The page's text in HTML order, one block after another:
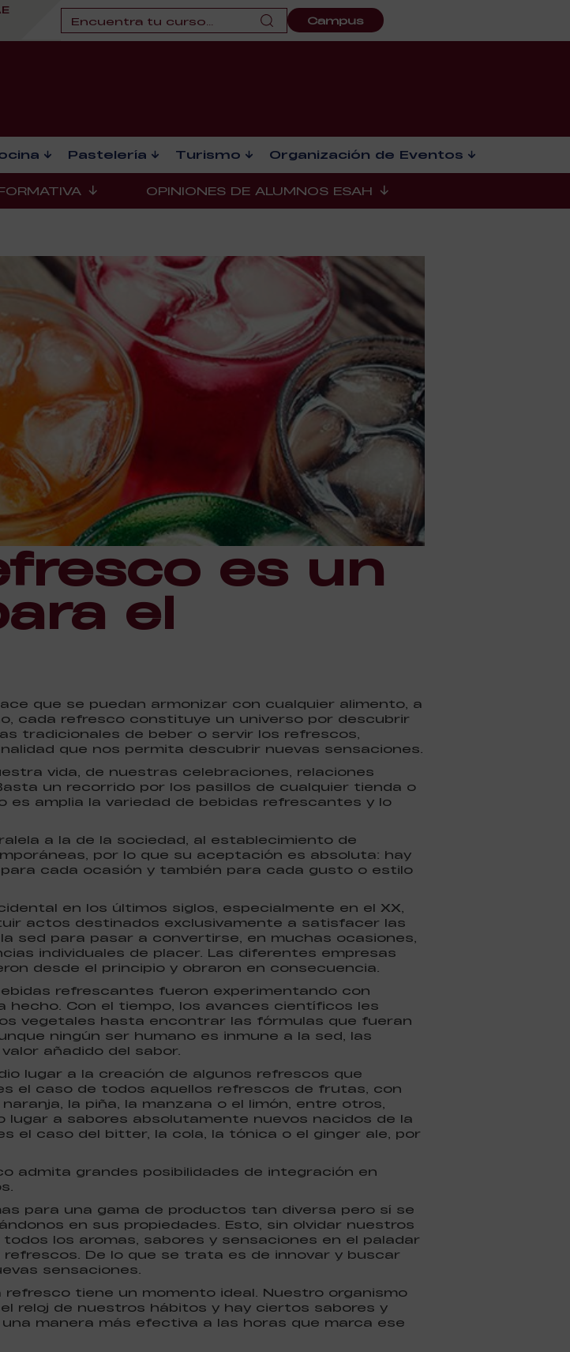
Campus
Pastelería Turismo Organización de Eventos
OPINIONES DE ALUMNOS ESAH
es un
el
que se puedan armonizar con cualquier alimento, a
cada refresco constituye un universo por descubrir
tradicionales de beber o servir los refrescos,
que nos permita descubrir nuevas sensaciones.
vida, de nuestras celebraciones, relaciones
un recorrido por los pasillos de cualquier tienda o
amplia la variedad de bebidas refrescantes y lo
a la de la sociedad, al establecimiento de
por lo que su aceptación es absoluta: hay
cada ocasión y también para cada gusto o estilo
en los últimos siglos, especialmente en el XX,
actos destinados exclusivamente a satisfacer las
sed para pasar a convertirse, en muchas ocasiones,
individuales de placer. Las diferentes empresas
desde el principio y obraron en consecuencia.
refrescantes fueron experimentando con
Con el tiempo, los avances científicos les
vegetales hasta encontrar las fórmulas que fueran
ningún ser humano es inmune a la sed, las
añadido del sabor.
lugar a la creación de algunos refrescos que
el caso de todos aquellos refrescos de frutas, con
la piña, la manzana o el limón, entre otros,
lugar a sabores absolutamente nuevos nacidos de la
el caso del bitter, la cola, la tónica o el ginger ale, por
admita grandes posibilidades de integración en
para una gama de productos tan diversa pero sí se
en sus propiedades. Esto, sin olvidar nuestros
los aromas, sabores y sensaciones en el paladar
De lo que se trata es de innovar y buscar
sensaciones.
tiene un momento ideal. Nuestro organismo
reloj de nuestros hábitos y hay ciertos sabores y
manera más efectiva a las horas que marca ese